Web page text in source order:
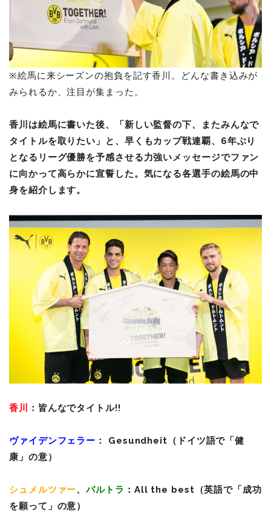
※絵馬に来シーズンの抱負を記す香川。どんな書き込みが
みられるか、注目が集まった。
香川は絵馬に書いた後、「新しい監督の下、またみんなで
タイトルを取りたい」と、早くもカップ戦連覇、6年ぶり
となるリーグ優勝を予感させる力強いメッセージでファン
に向かって高らかに宣誓した。気になる各選手の絵馬の中
身を紹介します。
香川 ：皆んなでタイトル!!
ヴァイデンフェラー ： Gesundheit（ドイツ語で「健
康」の意）
シュメルツァー、バルトラ ：All the best（英語で「成功
を願って」の意）